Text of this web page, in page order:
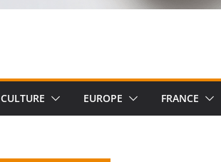
CULTURE EUROPE FRANCE